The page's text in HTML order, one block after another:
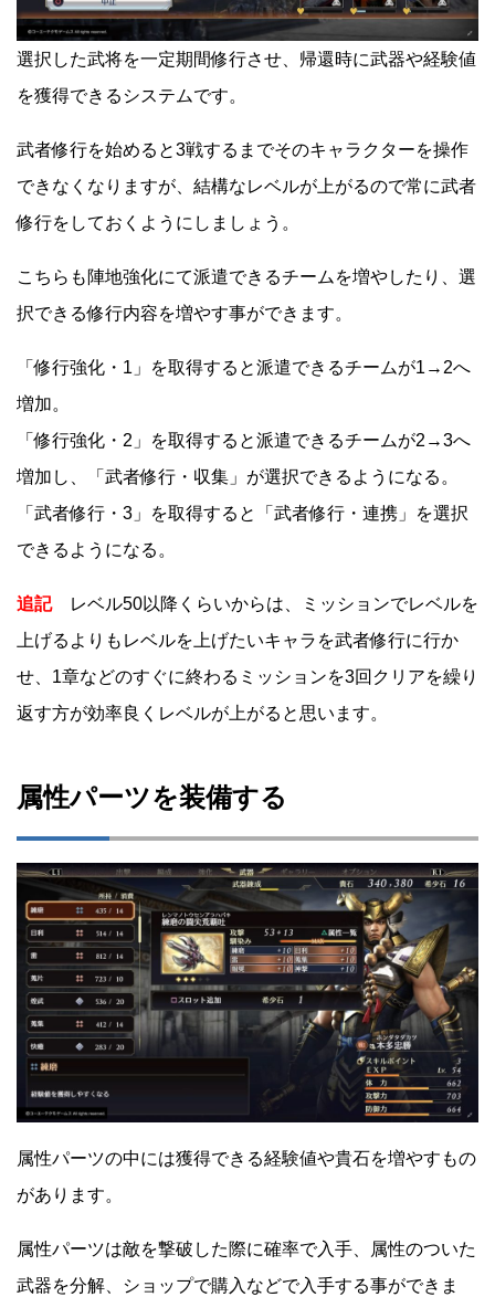
選択した武将を一定期間修行させ、帰還時に武器や経験値
を獲得できるシステムです。
武者修行を始めると3戦するまでそのキャラクターを操作
できなくなりますが、結構なレベルが上がるので常に武者
修行をしておくようにしましょう。
こちらも陣地強化にて派遣できるチームを増やしたり、選
択できる修行内容を増やす事ができます。
「修行強化・1」を取得すると派遣できるチームが1→2へ
増加。
「修行強化・2」を取得すると派遣できるチームが2→3へ
増加し、「武者修行・収集」が選択できるようになる。
「武者修行・3」を取得すると「武者修行・連携」を選択
できるようになる。
追記レベル50以降くらいからは、ミッションでレベルを
上げるよりもレベルを上げたいキャラを武者修行に行か
せ、1章などのすぐに終わるミッションを3回クリアを繰り
返す方が効率良くレベルが上がると思います。
属性パーツを装備する
属性パーツの中には獲得できる経験値や貴石を増やすもの
があります。
属性パーツは敵を撃破した際に確率で入手、属性のついた
武器を分解、ショップで購入などで入手する事ができま